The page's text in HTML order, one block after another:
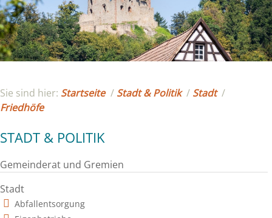
Sie sind hier: Startseite / Stadt & Politik / Stadt /
Friedhöfe
STADT & POLITIK
Gemeinderat und Gremien
Stadt
Abfallentsorgung